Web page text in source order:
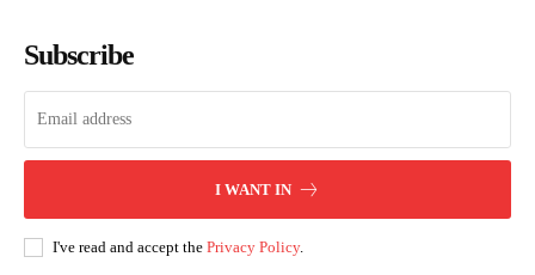
Subscribe
I WANT IN
I've read and accept the Privacy Policy.